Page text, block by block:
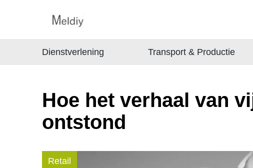
Dienstverlening Transport & Productie
Hoe het verhaal van
ontstond
Retail